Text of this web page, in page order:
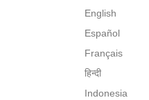
English
Español
Français
हिन्दी
Indonesia